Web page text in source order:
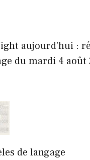
aujourd’hui :
du mardi 4 août
de langage